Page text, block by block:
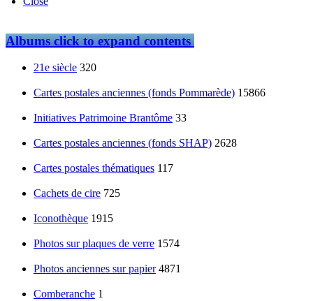
Albumsclick to expand contents
21e siècle 320
Cartes postales anciennes (fonds Pommarède) 15866
Initiatives Patrimoine Brantôme 33
Cartes postales anciennes (fonds SHAP) 2628
Cartes postales thématiques 117
Cachets de cire 725
Iconothèque 1915
Photos sur plaques de verre 1574
Photos anciennes sur papier 4871
Comberanche 1